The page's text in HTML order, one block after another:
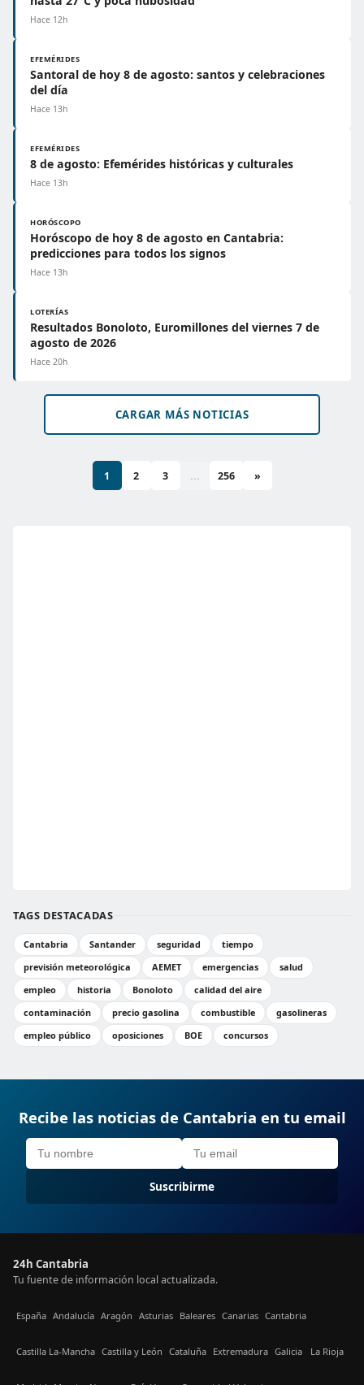
Hace 12h
EFEMÉRIDES
Santoral de hoy 8 de agosto: santos y celebraciones
del día
Hace 13h
EFEMÉRIDES
8 de agosto: Efemérides históricas y culturales
Hace 13h
HORÓSCOPO
Horóscopo de hoy 8 de agosto en Cantabria:
predicciones para todos los signos
Hace 13h
LOTERÍAS
Resultados Bonoloto, Euromillones del viernes 7 de
agosto de 2026
Hace 20h
CARGAR MÁS NOTICIAS
1 2 3 ... 256 »
TAGS DESTACADAS
Cantabria Santander seguridad
tiempo
previsión meteorológica
AEMET emergencias
salud
empleo
historia Bonoloto
calidad del aire
contaminación
precio gasolina combustible
gasolineras
empleo público
oposiciones BOE concursos
Recibe las noticias de Cantabria en tu email
Suscribirme
24h Cantabria
Tu fuente de información local actualizada.
España Andalucía Aragón Asturias Baleares Canarias Cantabria
Castilla La-Mancha Castilla y León Cataluña Extremadura Galicia La Rioja